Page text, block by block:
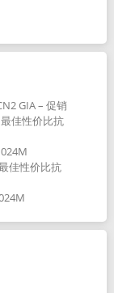
GIA – 促销
佳性价比抗
佳性价比抗